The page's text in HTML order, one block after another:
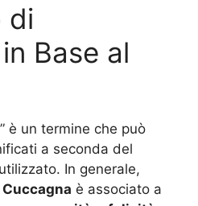
di
Base al
” è un termine che può
a seconda del
In generale,
è associato a